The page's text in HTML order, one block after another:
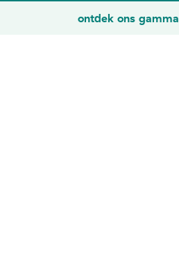
ontdek ons gamma